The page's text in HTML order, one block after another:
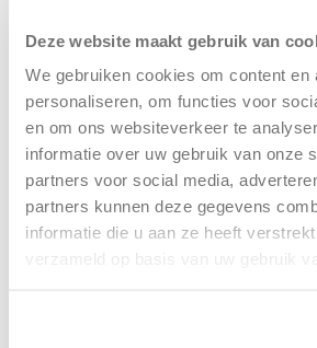
Deze website maakt gebruik van
We gebruiken cookies om content en
personaliseren, om functies voor
en om ons websiteverkeer te
informatie over uw gebruik van onze
partners voor social media,
partners kunnen deze gegevens
informatie die u aan ze heeft
verzameld op basis van uw gebruik
woensdag
08:00 -
donderdag
08:00 -
vrijdag
08:00 -
zaterdag
Gesloten
zondag
Gesloten
Route